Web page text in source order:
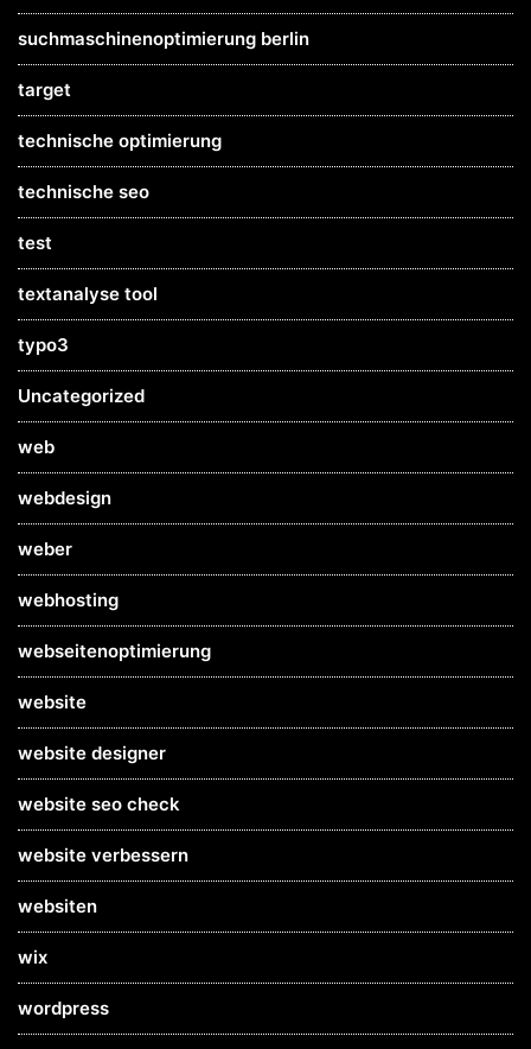
suchmaschinenoptimierung berlin
target
technische optimierung
technische seo
test
textanalyse tool
typo3
Uncategorized
web
webdesign
weber
webhosting
webseitenoptimierung
website
website designer
website seo check
website verbessern
websiten
wix
wordpress